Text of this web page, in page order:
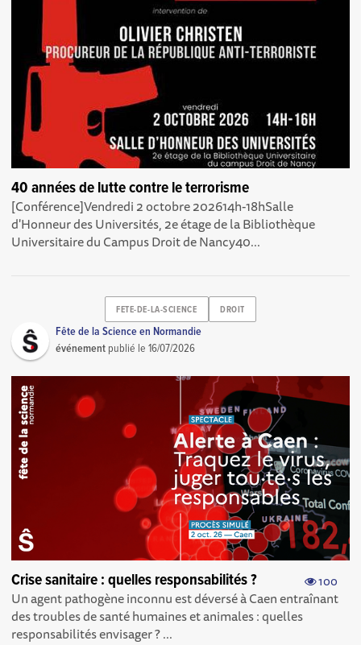
40 années de lutte contre le terrorisme
[Conférence]Vendredi 2 octobre 202614h-18hSalle
d'Honneur des Universités, 2e étage de la Bibliothèque
Universitaire du Campus Droit de Nancy40...
FETE-DE-LA-SCIENCE DROIT
Fête de la Science en Normandie
événement publié le16/07/2026
100
Crise sanitaire : quelles responsabilités ?
Un agent pathogène inconnu est déversé à Caen entraînant
des troubles de santé humaines et animales : quelles
responsabilités envisager ? ...